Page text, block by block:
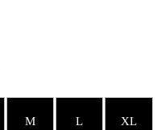
M L XL